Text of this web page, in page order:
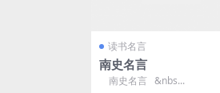
读书名言
南史名言
南史名言 &nbs...